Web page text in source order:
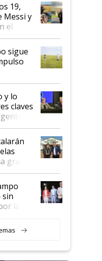
19,
Messi y
el
"darle
salió
sigue
y lo
claves
gracias
sin
las